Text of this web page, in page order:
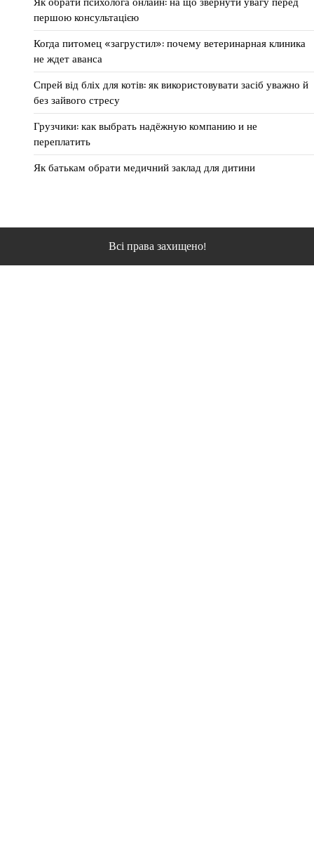
першою консультацією
Когда питомец «загрустил»: почему ветеринарная клиника
не ждет аванса
Спрей від бліх для котів: як використовувати засіб уважно й
без зайвого стресу
Грузчики: как выбрать надёжную компанию и не
переплатить
Як батькам обрати медичний заклад для дитини
Всі права захищено!